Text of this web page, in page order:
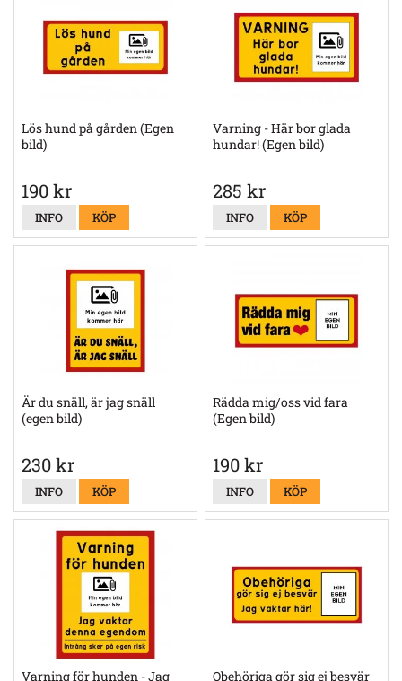
Lös hund på gården (Egen
bild)
190 kr
INFO KÖP
Varning - Här bor glada
hundar! (Egen bild)
285 kr
INFO KÖP
Är du snäll, är jag snäll
(egen bild)
230 kr
INFO KÖP
Rädda mig/oss vid fara
(Egen bild)
190 kr
INFO KÖP
Varning för hunden - Jag Obehöriga gör sig ej besvär